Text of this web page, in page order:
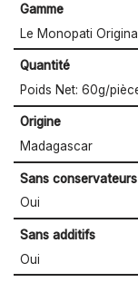
Gamme
Le Monopati
Quantité
Poids Net: 60g/
Origine
Madagascar
Sans conservateurs
Oui
Sans additifs
Oui